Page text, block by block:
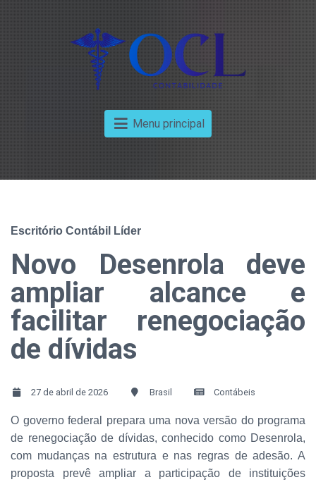
Menu principal
Escritório Contábil Líder
Novo Desenrola deve
ampliar alcance e
facilitar renegociação
de dívidas
27 de abril de 2026 Brasil Contábeis
O governo federal prepara uma nova versão do programa
de renegociação de dívidas, conhecido como Desenrola,
com mudanças na estrutura e nas regras de adesão. A
proposta prevê ampliar a participação de instituições